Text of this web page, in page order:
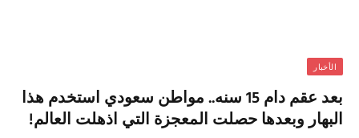
الأخبار
بعد عقم دام 15 سنه.. مواطن سعودي استخدم هذا
البهار وبعدها حصلت المعجزة التي اذهلت العالم!